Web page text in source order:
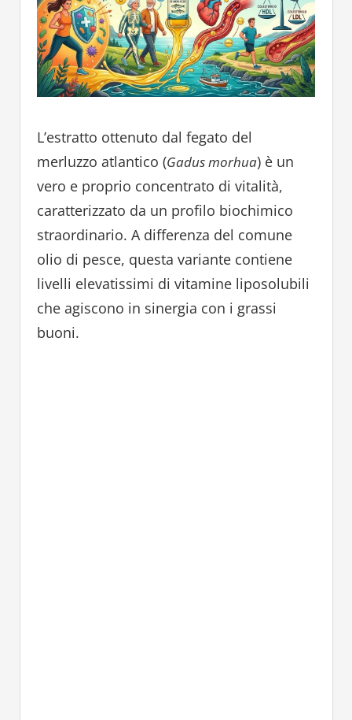
L’estratto ottenuto dal fegato del
merluzzo atlantico (Gadus morhua) è un
vero e proprio concentrato di vitalità,
caratterizzato da un profilo biochimico
straordinario. A differenza del comune
olio di pesce, questa variante contiene
livelli elevatissimi di vitamine liposolubili
che agiscono in sinergia con i grassi
buoni.